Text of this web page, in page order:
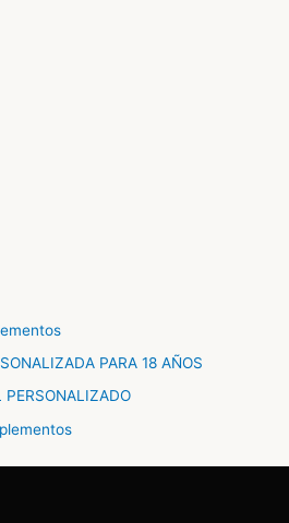
PARA 18 AÑOS
PERSONALIZADO